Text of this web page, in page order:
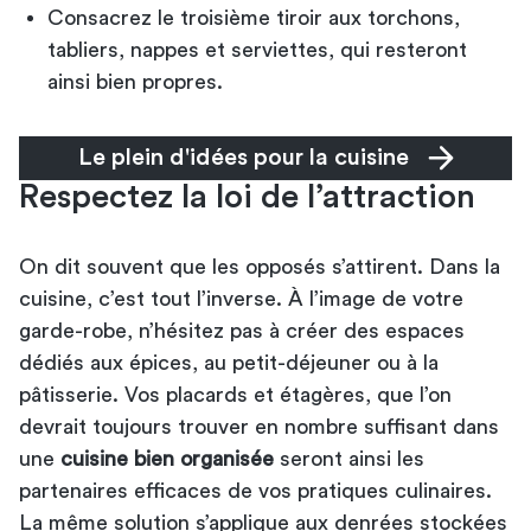
Consacrez le troisième tiroir aux torchons,
tabliers, nappes et serviettes, qui resteront
ainsi bien propres.
Le plein d'idées pour la cuisine
Respectez la loi de l’attraction
On dit souvent que les opposés s’attirent. Dans la
cuisine, c’est tout l’inverse. À l’image de votre
garde-robe, n’hésitez pas à créer des espaces
dédiés aux épices, au petit-déjeuner ou à la
pâtisserie. Vos placards et étagères, que l’on
devrait toujours trouver en nombre suffisant dans
une cuisine bien organisée seront ainsi les
partenaires efficaces de vos pratiques culinaires.
La même solution s’applique aux denrées stockées